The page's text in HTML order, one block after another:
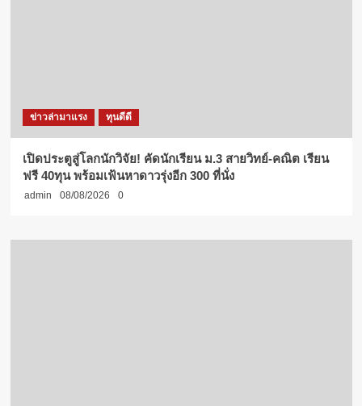
ข่าวล่ามาแรง ทุนดีดี
เปิดประตูสู่โลกนักวิจัย! คัดนักเรียน ม.3 สายวิทย์-คณิต เรียน
ฟรี 40ทุน พร้อมเฟ้นหาดาวรุ่งอีก 300 ที่นั่ง
admin 08/08/2026 0